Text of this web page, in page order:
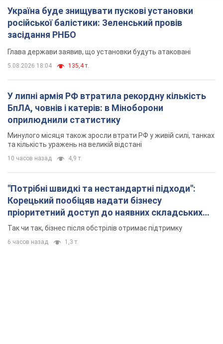
Україна буде знищувати пускові установки
російської балістики: Зеленський провів
засідання РНБО
Глава держави заявив, що установки будуть атаковані
5.08.2026 18:04 135,4 т.
У липні армія РФ втратила рекордну кількість
БпЛА, човнів і катерів: в Міноборони
оприлюднили статистику
Минулого місяця також зросли втрати РФ у живій силі, танках
та кількість уражень на великій відстані
10 часов назад 4,9 т.
"Потрібні швидкі та нестандартні підходи":
Корецький пообіцяв надати бізнесу
пріоритетний доступ до наявних складських
приміщень
Так чи так, бізнес після обстрілів отримає підтримку
6 часов назад 1,3 т.